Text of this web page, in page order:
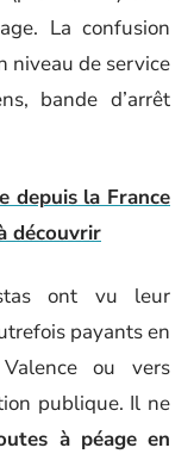
La confusion
niveau de service
bande d’arrêt
depuis la France
découvrir
ont vu leur
payants en
ou vers
publique. Il ne
à péage en